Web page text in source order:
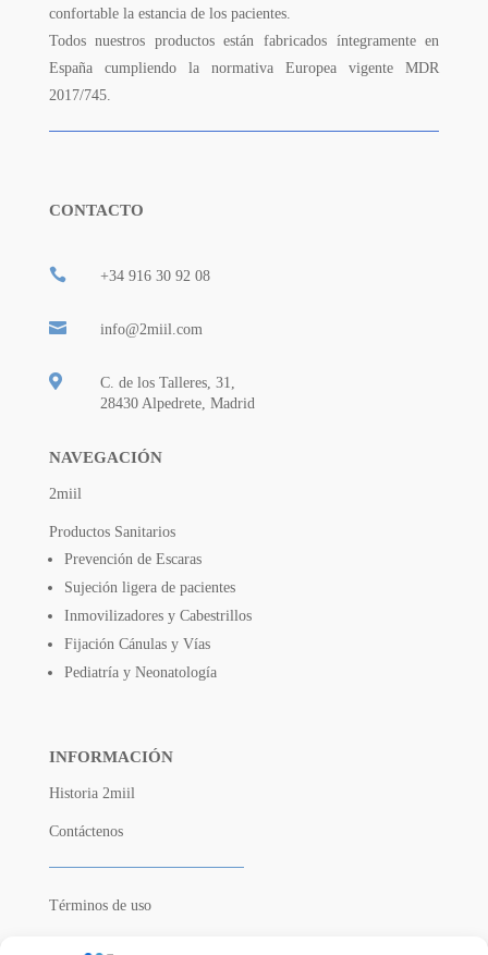
confortable la estancia de los pacientes.
Todos nuestros productos están fabricados íntegramente en
España cumpliendo la normativa Europea vigente MDR
2017/745.
CONTACTO
 +34 916 30 92 08
 info@2miil.com

C. de los Talleres, 31,
28430 Alpedrete, Madrid
NAVEGACIÓN
2miil
Productos Sanitarios
Prevención de Escaras
Sujeción ligera de pacientes
Inmovilizadores y Cabestrillos
Fijación Cánulas y Vías
Pediatría y Neonatología
INFORMACIÓN
Historia 2miil
Contáctenos
Términos de uso